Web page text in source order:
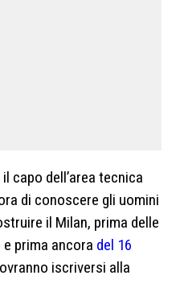
capo dell’area tecnica
di conoscere gli uomini
il Milan, prima delle
prima ancora del 16
iscriversi alla